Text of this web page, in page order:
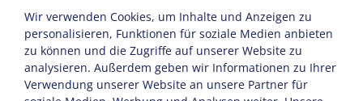
und akzeptiere die
Datenschutzbestimmungen dieser
Webseite.
Sie können den Newsletter jederzeit über den Link in unserem
Newsletter abbestellen.
Wir verwenden Cookies, um Inhalte und Anzeigen zu
personalisieren, Funktionen für soziale Medien anbieten
zu können und die Zugriffe auf unserer Website zu
analysieren. Außerdem geben wir Informationen zu Ihrer
Verwendung unserer Website an unsere Partner für